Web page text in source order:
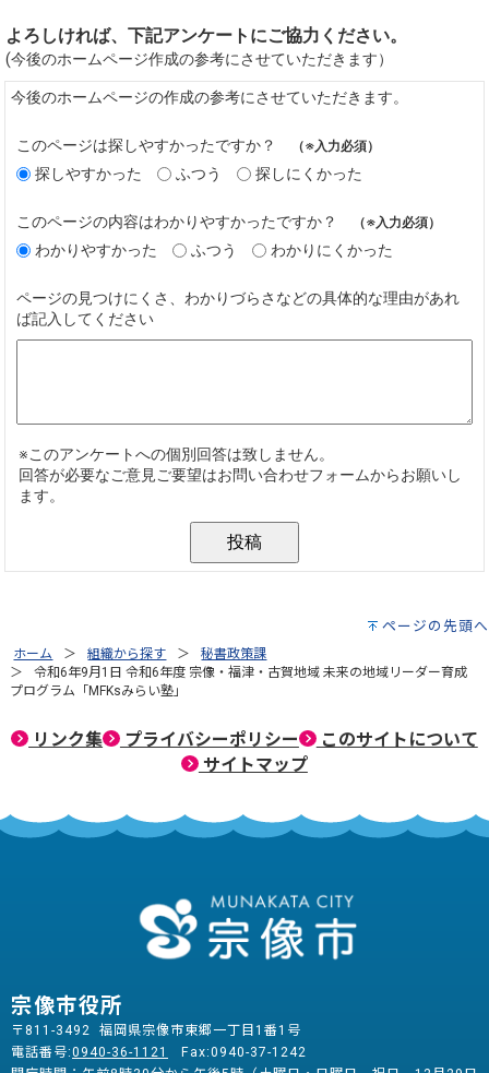
ページの先頭へ
ホーム 組織から探す
秘書政策課
令和6年9月1日 令和6年度 宗像・福津・古賀地域 未来の地域リーダー育成
プログラム「MFKsみらい塾」
リンク集 プライバシーポリシー
このサイトについて
サイトマップ
宗像市役所
〒811-3492 福岡県宗像市東郷一丁目1番1号
電話番号:0940-36-1121
Fax:0940-37-1242